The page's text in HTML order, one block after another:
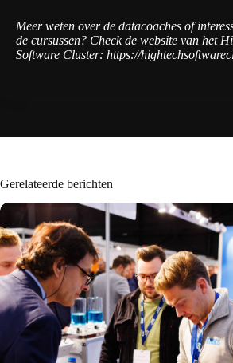
Meer weten over de datacoaches of
de cursussen? Check de website van het
Software Cluster: https://
Gerelateerde berichten